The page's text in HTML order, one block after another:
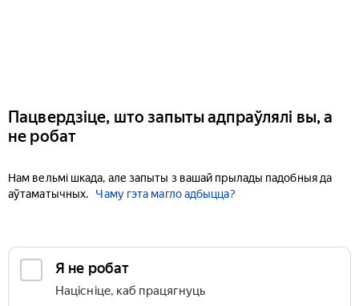
Пацвердзіце, што запыты адпраўлялі вы, а
не робат
Нам вельмі шкада, але запыты з вашай прылады падобныя да
аўтаматычных.
Чаму гэта магло адбыцца?
Я не робат
Націсніце, каб працягнуць